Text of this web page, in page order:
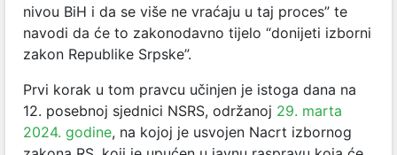
nivou BiH i da se više ne vraćaju u taj proces” te
navodi da će to zakonodavno tijelo “donijeti izborni
zakon Republike Srpske”.
Prvi korak u tom pravcu učinjen je istoga dana na
12. posebnoj sjednici NSRS, održanoj 29. marta
2024. godine, na kojoj je usvojen Nacrt izbornog